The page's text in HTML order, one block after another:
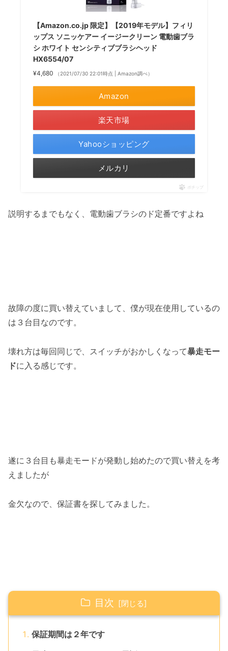
【Amazon.co.jp 限定】【2019年モデル】フィリ
ップス ソニッケアー イージークリーン 電動歯ブラ
シ ホワイト センシティブブラシヘッド
HX6554/07
¥4,680 （2021/07/30 22:01時点 | Amazon調べ）
Amazon
楽天市場
Yahooショッピング
メルカリ
ポチップ
説明するまでもなく、電動歯ブラシのド定番ですよね
故障の度に買い替えていまして、僕が現在使用しているの
は３台目なのです。
壊れ方は毎回同じで、スイッチがおかしくなって暴走モー
ドに入る感じです。
遂に３台目も暴走モードが発動し始めたので買い替えを考
えましたが
金欠なので、保証書を探してみました。
目次
保証期間は２年です